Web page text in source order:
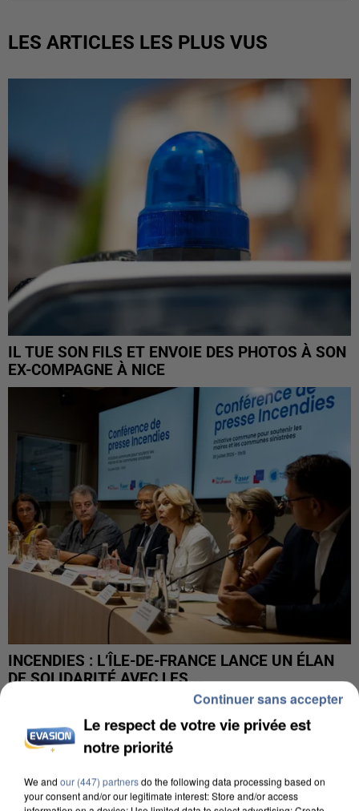
LES ARTICLES LES PLUS VUS
IL TUE SON FILS ET ENVOIE DES PHOTOS À SON
EX-COMPAGNE À NICE
INCENDIES : L’ÎLE-DE-FRANCE LANCE UN ÉLAN
DE SOLIDARITÉ AVEC LES...
Le respect de votre vie privée est
notre priorité
We and our (447) partnersdo the following data processing based on
your consent and/or our legitimate interest: Store and/or access
Continuer sans accepter